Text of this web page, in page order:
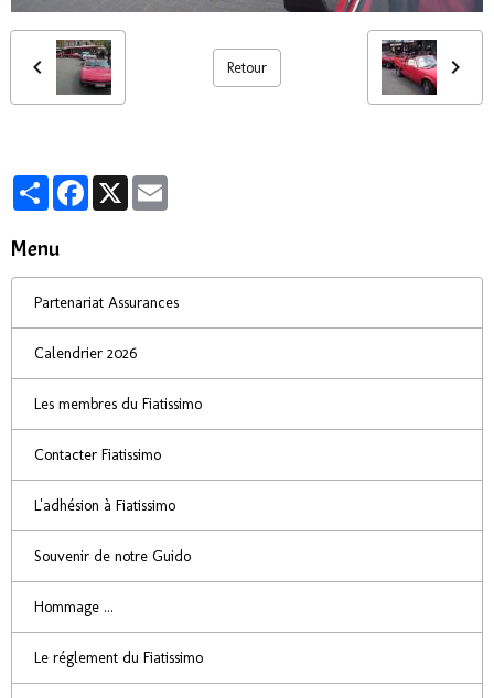
Retour
PartagerFacebook
X
Menu
Partenariat Assurances
Calendrier 2026
Les membres du Fiatissimo
Contacter Fiatissimo
L'adhésion à Fiatissimo
Souvenir de notre Guido
Hommage ...
Le réglement du Fiatissimo